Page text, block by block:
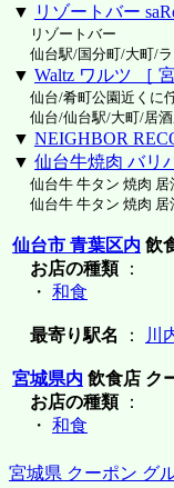
▼ リゾートバー
リゾートバー
仙台駅/国分町/大町/ラ
▼ Waltz ワルツ ［
仙台/肴町公園近くに
仙台/仙台駅/大町/居酒
▼ NEIGHBOR
▼ 仙台牛焼肉 バリ
仙台牛 牛タン 焼肉 居
仙台牛 牛タン 焼肉 居
仙台市 青葉区内 飲
お店の種類：
・ 和食
最寄り駅名 ： 川
宮城県内 飲食店 ク
お店の種類：
・ 和食
宮城県 クーポン グ